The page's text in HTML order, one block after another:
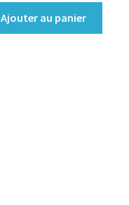
Ajouter au panier